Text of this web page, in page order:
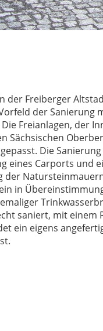
der Freiberger
der Sanierung
Freianlagen, der
Sächsischen
Die
eines Carports und
der
in
saniert, mit einem
ein eigens